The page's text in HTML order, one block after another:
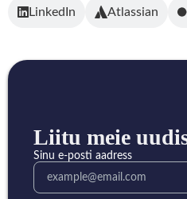
LinkedIn Atlassian
Liitu meie
Sinu e-posti aadress